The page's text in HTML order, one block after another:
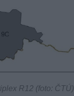
R12 (foto: ČTÚ)